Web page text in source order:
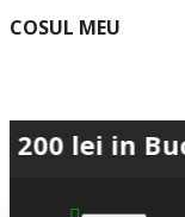
COSUL MEU